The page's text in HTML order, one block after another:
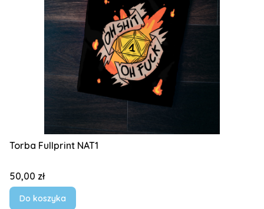
Torba Fullprint NAT1
Cena
50,00 zł
Do koszyka